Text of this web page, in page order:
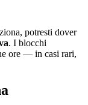
potresti dover
. I blocchi
ore — in casi rari,